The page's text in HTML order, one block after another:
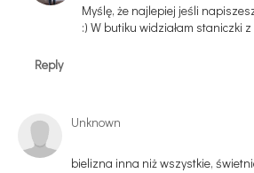
Myślę, że najlepiej jeśli
:) W butiku widziałam staniczki
Reply
Unknown
bielizna inna niż wszystkie,